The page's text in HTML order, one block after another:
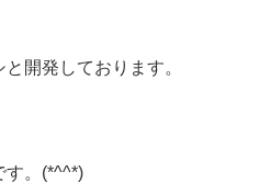
開発しております。
す。(*^^*)